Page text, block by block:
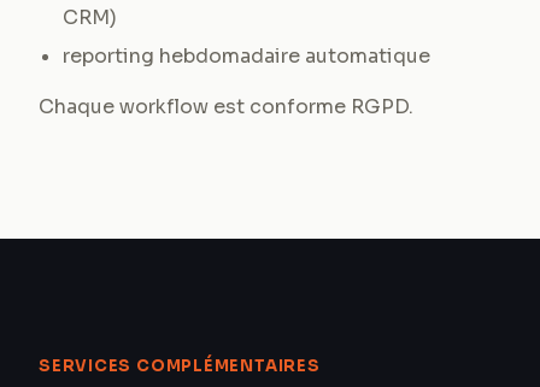
CRM)
reporting hebdomadaire automatique
Chaque workflow est conforme RGPD.
SERVICES COMPLÉMENTAIRES